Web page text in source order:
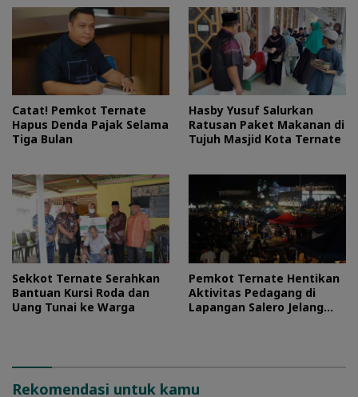
Catat! Pemkot Ternate
Hapus Denda Pajak Selama
Tiga Bulan
Hasby Yusuf Salurkan
Ratusan Paket Makanan di
Tujuh Masjid Kota Ternate
Sekkot Ternate Serahkan
Bantuan Kursi Roda dan
Uang Tunai ke Warga
Pemkot Ternate Hentikan
Aktivitas Pedagang di
Lapangan Salero Jelang
Rekomendasi untuk kamu